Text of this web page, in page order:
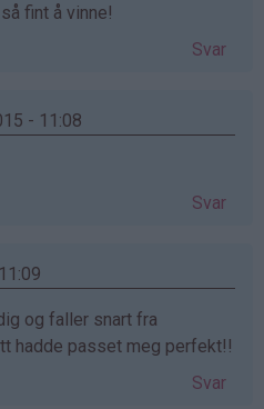
fint å vinne!
Svar
- 11:08
Svar
og faller snart fra
hadde passet meg perfekt!!
Svar